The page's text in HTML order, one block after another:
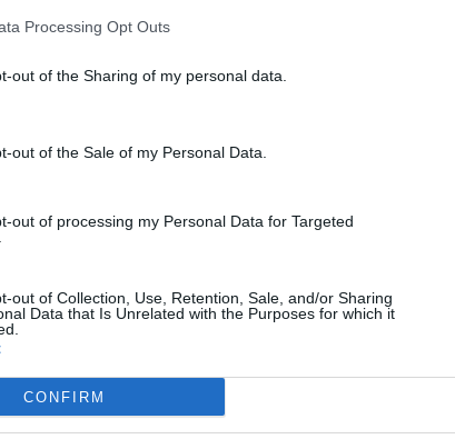
Processing Opt Outs
out of the Sharing of my personal data.
out of the Sale of my Personal Data.
out of processing my Personal Data for Targeted
out of Collection, Use, Retention, Sale, and/or Sharing
Data that Is Unrelated with the Purposes for which it
CONFIRM
Vigili urbani e
alimentari e
cinese non